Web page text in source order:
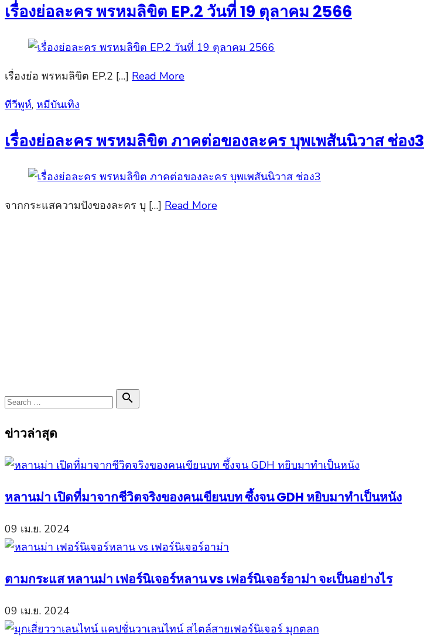
เรื่องย่อละคร พรหมลิขิต EP.2 วันที่ 19 ตุลาคม 2566
เรื่องย่อ พรหมลิขิต EP.2 […] Read More
Posted
ทีวีพูห์, หมีบันเทิง
เรื่องย่อละคร พรหมลิขิต ภาคต่อของละคร บุพเพสันนิวาส ช่อง3
จากกระแสความปังของละคร บุ […] Read More
Search

Search
ข่าวล่าสุด
หลานม่า เปิดที่มาจากชีวิตจริงของคนเขียนบท ซึ้งจน GDH หยิบมาทำเป็นหนัง
09 เม.ย. 2024
ตามกระแส หลานม่า เฟอร์นิเจอร์หลาน vs เฟอร์นิเจอร์อาม่า จะเป็นอย่างไร
09 เม.ย. 2024